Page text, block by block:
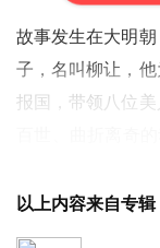
故事发生在大明
子，名叫柳让，
报国，带领八位
丁舞 王道兰 琴书
更多琴书，
以上内容来自专辑